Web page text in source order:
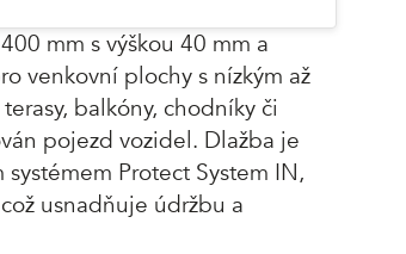
mm s výškou 40 mm a
venkovní plochy s nízkým až
balkóny, chodníky či
pojezd vozidel. Dlažba je
Protect System IN,
usnadňuje údržbu a